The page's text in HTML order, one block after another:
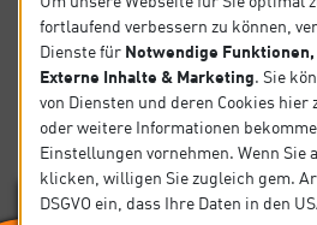
News
Datenschutz
SOCIAL
Folgen Sie uns auf Social Media.
fortlaufend verbessern zu können,
Dienste für Notwendige
Externe Inhalte & Marketing. Sie
von Diensten und deren Cookies hier
oder weitere Informationen
Einstellungen vornehmen. Wenn Sie
klicken, willigen Sie zugleich gem.
DSGVO ein, dass Ihre Daten in den